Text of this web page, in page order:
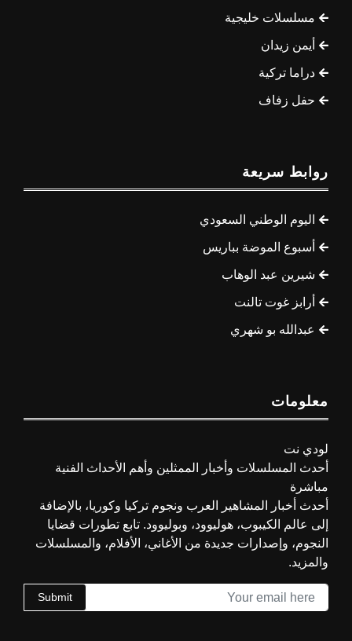
مسلسلات خليجية
أيمن زيدان
دراما تركية
حفل زفاف
روابط سريعة
اليوم الوطني السعودي
أسبوع الموضة بباريس
شيرين عبد الوهاب
أرابز غوت تالنت
عبدالله بو شهري
معلومات
لودي نت
أحدث المسلسلات وأخبار الممثلين وأهم الأحداث الفنية
مباشرة
أحدث أخبار المشاهير العرب ونجوم تركيا وكوريا، بالإضافة
إلى عالم الكيبوب، هوليوود، وبوليوود. تابع تطورات قضايا
النجوم، وإصدارات جديدة من الأغاني، الأفلام، والمسلسلات
والمزيد.
Submit